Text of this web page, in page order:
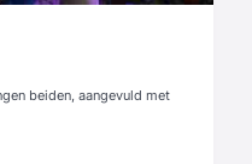
beiden, aangevuld met